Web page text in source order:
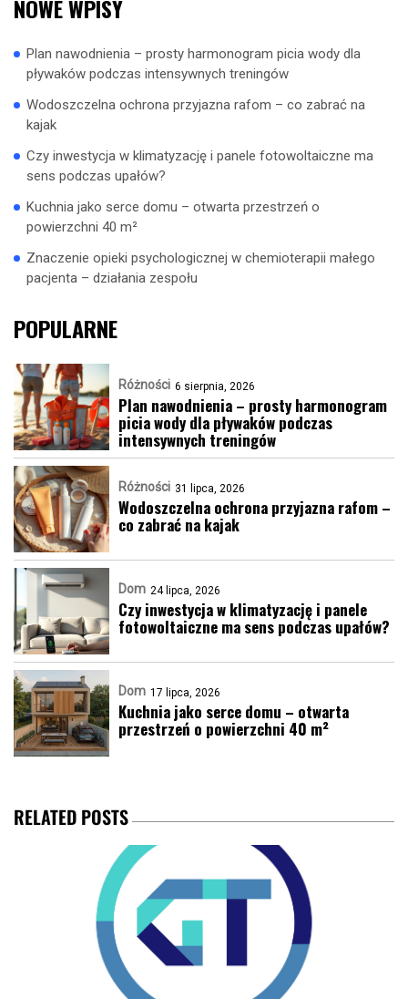
NOWE WPISY
Plan nawodnienia – prosty harmonogram picia wody dla
pływaków podczas intensywnych treningów
Wodoszczelna ochrona przyjazna rafom – co zabrać na
kajak
Czy inwestycja w klimatyzację i panele fotowoltaiczne ma
sens podczas upałów?
Kuchnia jako serce domu – otwarta przestrzeń o
powierzchni 40 m²
Znaczenie opieki psychologicznej w chemioterapii małego
pacjenta – działania zespołu
POPULARNE
Różności 6 sierpnia, 2026
Plan nawodnienia – prosty harmonogram
picia wody dla pływaków podczas
intensywnych treningów
Różności 31 lipca, 2026
Wodoszczelna ochrona przyjazna rafom –
co zabrać na kajak
Dom 24 lipca, 2026
Czy inwestycja w klimatyzację i panele
fotowoltaiczne ma sens podczas upałów?
Dom 17 lipca, 2026
Kuchnia jako serce domu – otwarta
przestrzeń o powierzchni 40 m²
RELATED POSTS